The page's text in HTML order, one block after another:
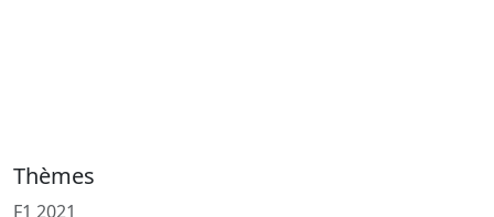
Thèmes
F1 2021